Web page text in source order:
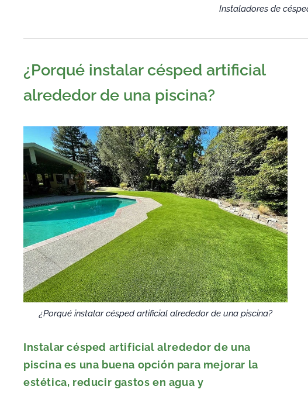
Instaladores de
¿Porqué instalar césped artificial
alrededor de una piscina?
¿Porqué instalar césped artificial alrededor de una piscina?
Instalar césped artificial alrededor de una
piscina es una buena opción para mejorar la
estética, reducir gastos en agua y